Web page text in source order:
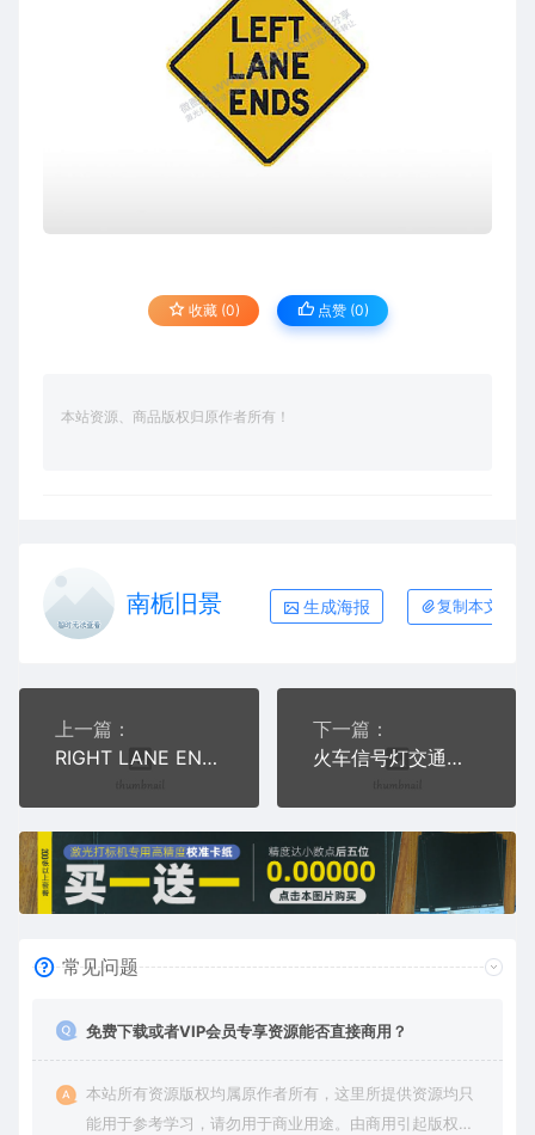
收藏 (0) 点赞 (0)
本站资源、商品版权归原作者所有！
南栀旧景 生成海报 复制本文链接
上一篇：
RIGHT LANE ENDS右车道尽头交通标志
下一篇：
火车信号灯交通公共AI8.0格式激光打标文件通用矢量图
常见问题
免费下载或者VIP会员专享资源能否直接商用？
本站所有资源版权均属原作者所有，这里所提供资源均只
能用于参考学习，请勿用于商业用途。由商用引起版权纠